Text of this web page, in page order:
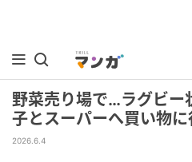
野菜売り場で…ラグビー
子とスーパーへ買い物に
2026.6.4